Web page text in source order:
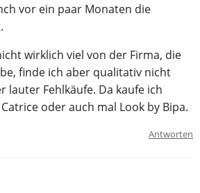
vor ein paar Monaten die
wirklich viel von der Firma, die
finde ich aber qualitativ nicht
lauter Fehlkäufe. Da kaufe ich
oder auch mal Look by Bipa.
Antworten